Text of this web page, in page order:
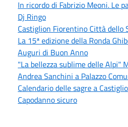
In ricordo di Fabrizio Meoni. Le
Dj Ringo
Castiglion Fiorentino Città dello
La 15ª edizione della Ronda
Auguri di Buon Anno
"La bellezza sublime delle Alpi"
Andrea Sanchini a Palazzo
Calendario delle sagre a
Capodanno sicuro